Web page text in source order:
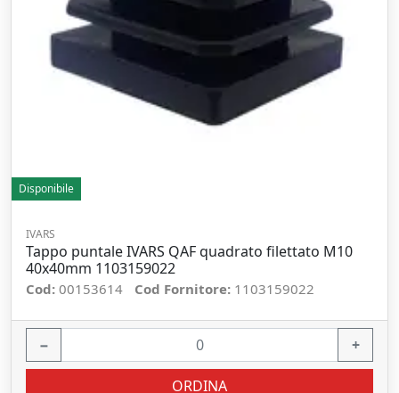
Disponibile
IVARS
Tappo puntale IVARS QAF quadrato filettato M10
40x40mm 1103159022
Cod: 00153614 Cod Fornitore: 1103159022
− +
ORDINA